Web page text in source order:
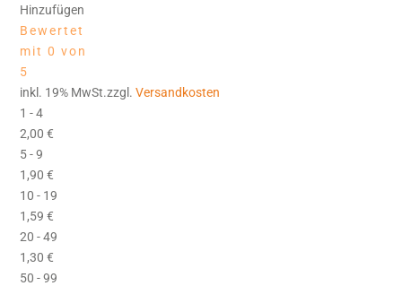
Hinzufügen
Bewertet
mit 0 von
5
inkl. 19% MwSt.zzgl.Versandkosten
1 - 4
2,00€
5 - 9
1,90€
10 - 19
1,59€
20 - 49
1,30€
50 - 99